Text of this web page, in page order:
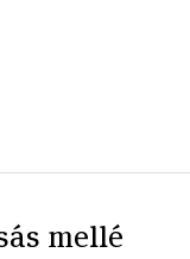
mellé